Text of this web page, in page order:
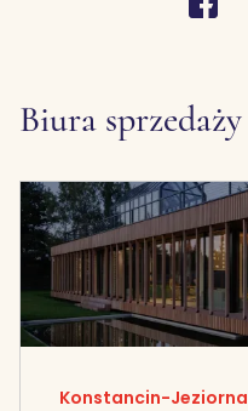
Biura sprzedaży
Konstancin-Jeziorna